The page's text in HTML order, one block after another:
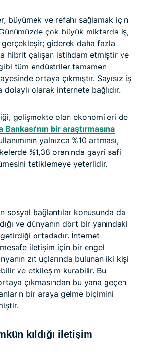
büyümek ve refahı sağlamak için
çok büyük miktarda iş,
giderek daha fazla
hibrit çalışan istihdam etmiştir ve
tüm endüstriler tamamen
ortaya çıkmıştır. Sayısız iş
olarak internete bağlıdır.
gelişmekte olan ekonomileri de
Bankası’nın bir araştırmasına
yalnızca %10 artması,
%1,38 oranında gayri safi
tetiklemeye yeterlidir.
sosyal bağlantılar konusunda da
ve dünyanın dört bir yanındaki
ortadadır. İnternet
iletişim için bir engel
zıt uçlarında bulunan iki kişi
ve etkileşim kurabilir. Bu
çıkmasından bu yana geçen
bir araya gelme biçimini
kıldığı iletişim